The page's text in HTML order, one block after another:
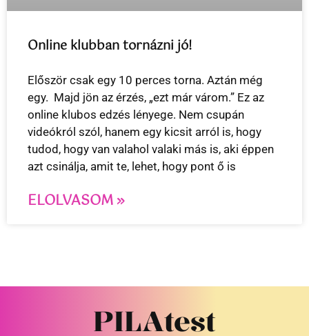
Online klubban tornázni jó!
Először csak egy 10 perces torna. Aztán még
egy. Majd jön az érzés, „ezt már várom.” Ez az
online klubos edzés lényege. Nem csupán
videókról szól, hanem egy kicsit arról is, hogy
tudod, hogy van valahol valaki más is, aki éppen
azt csinálja, amit te, lehet, hogy pont ő is
ELOLVASOM »
PILAtest